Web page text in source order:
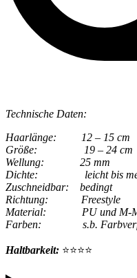
Technische Daten:
Haarlänge: 12 – 15 cm
Größe: 19 – 24 cm
Wellung: 25 mm
Dichte: leicht bis
Zuschneidbar: bedingt
Richtung: Freestyle
Material: PU und M-
Farben: s.b.
Haltbarkeit: ⭐⭐⭐⭐